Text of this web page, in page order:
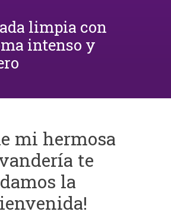
limpia con
intenso y
mi hermosa
te
damos la